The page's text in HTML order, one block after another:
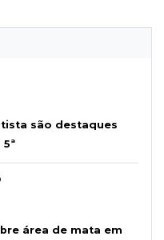
são destaques
área de mata em